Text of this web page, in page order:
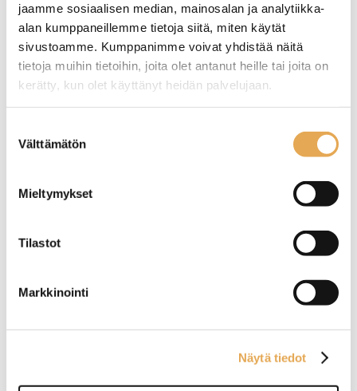
jaamme sosiaalisen median, mainosalan ja analytiikka-
alan kumppaneillemme tietoja siitä, miten käytät
sivustoamme. Kumppanimme voivat yhdistää näitä
tietoja muihin tietoihin, joita olet antanut heille tai joita on
kerätty, kun olet käyttänyt heidän palvelujaan.
valinta
Välttämätön
Mieltymykset
Tilastot
Markkinointi
Näytä tiedot
Paistotason
puhdistusskrapa,
kolmiomalli 23 x 12cm
Pituus 230 mm.
Terän leveys 120 mm.
Puukahvalla.
Parilaraappa
Suoravartisen